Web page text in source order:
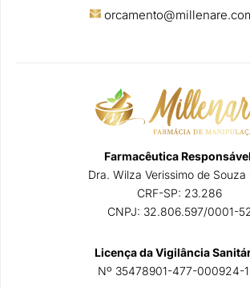
Farmacêutica
Dra. Wilza Verissimo de Souza
CRF-SP: 23.286
CNPJ: 32.806.597/0001-
Licença da Vigilância
Nº 35478901-477-000924-